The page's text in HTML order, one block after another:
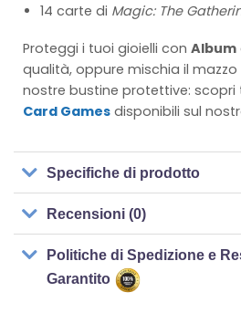
14 carte di Magic: The
Proteggi i tuoi gioielli con Album
qualità, oppure mischia il
nostre bustine protettive: scopri
Card Games disponibili sul
Specifiche di prodotto
Recensioni (0)
Politiche di Spedizione e
Garantito